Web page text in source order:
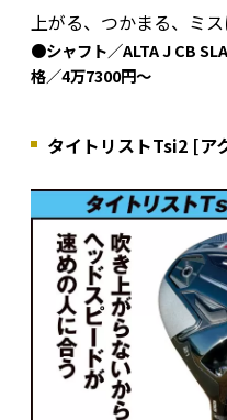
上がる、つかまる、ミ
●シャフト／ALTA J CB
格／4万7300円～
タイトリストTsi2 [ア